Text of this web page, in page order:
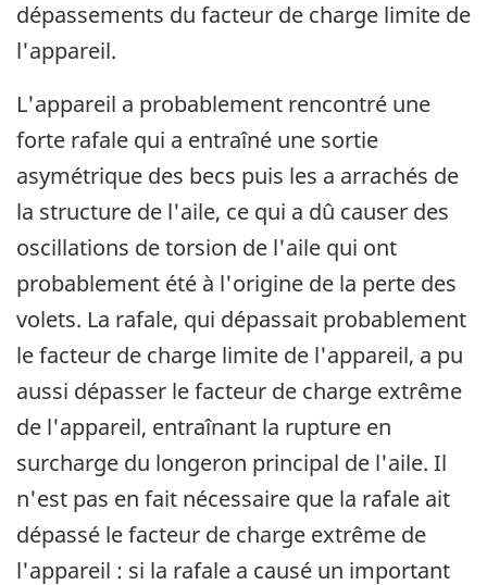
dépassements du facteur de charge limite de
l'appareil.
L'appareil a probablement rencontré une
forte rafale qui a entraîné une sortie
asymétrique des becs puis les a arrachés de
la structure de l'aile, ce qui a dû causer des
oscillations de torsion de l'aile qui ont
probablement été à l'origine de la perte des
volets. La rafale, qui dépassait probablement
le facteur de charge limite de l'appareil, a pu
aussi dépasser le facteur de charge extrême
de l'appareil, entraînant la rupture en
surcharge du longeron principal de l'aile. Il
n'est pas en fait nécessaire que la rafale ait
dépassé le facteur de charge extrême de
l'appareil : si la rafale a causé un important